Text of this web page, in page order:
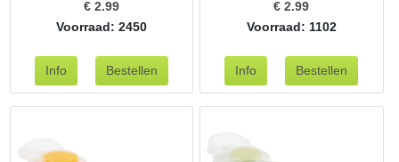
€ 2.99
Voorraad: 2450
€2.99
Voorraad: 1102